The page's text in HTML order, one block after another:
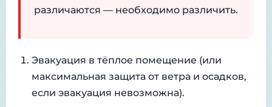
различаются — необходимо различить.
Эвакуация в тёплое помещение (или
максимальная защита от ветра и осадков,
если эвакуация невозможна).